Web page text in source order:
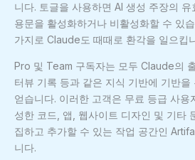
니다. 토글을 사용하면 AI 생성 주장의
용문을 활성화하거나 비활성화할 수 있
가지로 Claude도 때때로 환각을 일으킵
Pro 및 Team 구독자는 모두 Claude의
터뷰 기록 등과 같은 지식 기반에 기반
얻습니다. 이러한 고객은 무료 등급 사
성한 코드, 앱, 웹사이트 디자인 및 기타
집하고 추가할 수 있는 작업 공간인
니다.